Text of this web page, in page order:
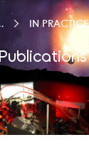
IN PRACTICE
Publications